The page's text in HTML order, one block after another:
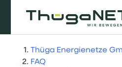
Thüga Energienetze
FAQ